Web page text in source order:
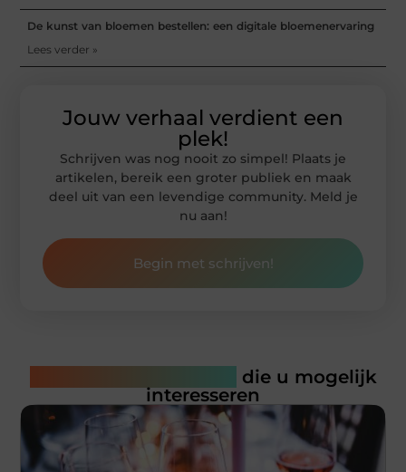
De kunst van bloemen bestellen: een digitale bloemenervaring
Lees verder »
Jouw verhaal verdient een
plek!
Schrijven was nog nooit zo simpel! Plaats je
artikelen, bereik een groter publiek en maak
deel uit van een levendige community. Meld je
nu aan!
Begin met schrijven!
die u mogelijk
interesseren